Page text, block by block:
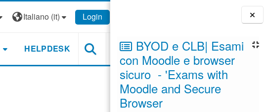
Blocchi
BYOD e CLB| Esami
con Moodle e browser
sicuro - 'Exams with
Moodle and Secure
Browser
Italiano ‎(it)‎ Login
HELPDESK